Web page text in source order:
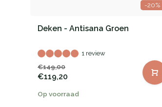
-20%
Deken - Antisana Groen
1 review
€149,00
€119,20
Op voorraad